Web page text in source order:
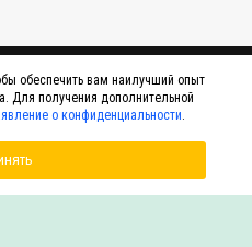
аксессуаров к наручным часам
обеспечить вам наилучший опыт
Для получения дополнительной
о конфиденциальности.